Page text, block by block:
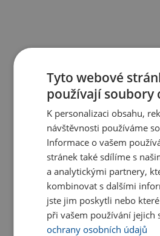
Tyto webové
používají soubory
K personalizaci obsahu,
návštěvnosti používáme
Informace o vašem
stránek také sdílíme s
a analytickými partnery,
kombinovat s dalšími
jste jim poskytli nebo
při vašem používání jejich
ochrany osobních údajů